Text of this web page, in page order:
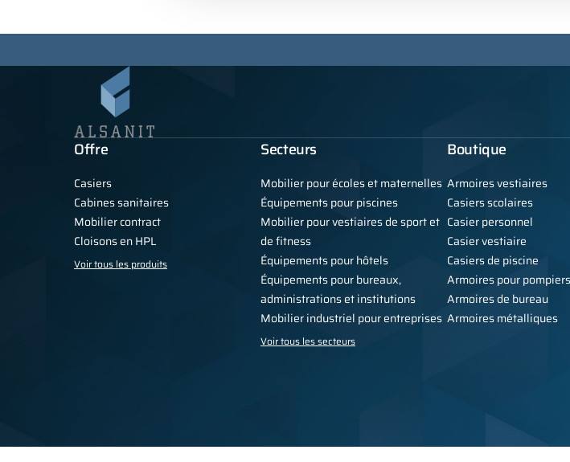
Offre
Casiers
Cabines sanitaires
Mobilier contract
Cloisons en HPL
Voir tous les produits
Secteurs
Mobilier pour écoles et maternelles
Équipements pour piscines
Mobilier pour vestiaires de sport et
de fitness
Équipements pour hôtels
Équipements pour bureaux,
administrations et institutions
Mobilier industriel pour entreprises
Voir tous les secteurs
Boutique
Armoires vestiaires
Casiers scolaires
Casier personnel
Casier vestiaire
Casiers de piscine
Armoires pour pompiers
Armoires de bureau
Armoires métalliques